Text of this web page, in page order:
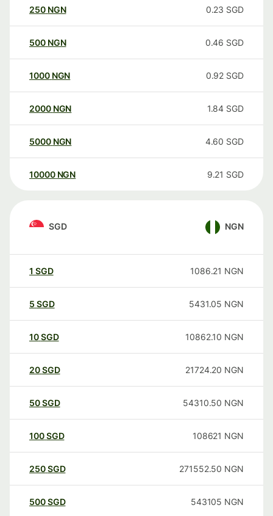
250 NGN 0.23 SGD
500 NGN 0.46 SGD
1000 NGN 0.92 SGD
2000 NGN 1.84 SGD
5000 NGN 4.60 SGD
10000 NGN 9.21 SGD
SGD NGN
1 SGD 1086.21 NGN
5 SGD 5431.05 NGN
10SGD 10862.10 NGN
20SGD 21724.20 NGN
50SGD 54310.50 NGN
100SGD 108621 NGN
250SGD 271552.50 NGN
500SGD 543105 NGN